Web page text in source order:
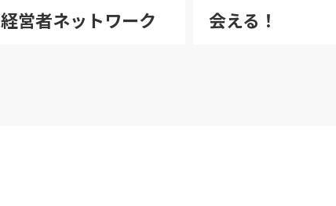
経営者ネットワーク 会える！